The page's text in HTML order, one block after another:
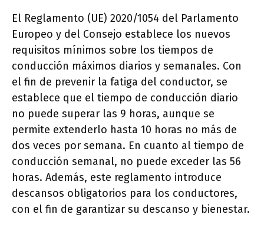
El Reglamento (UE) 2020/1054 del Parlamento
Europeo y del Consejo establece los nuevos
requisitos mínimos sobre los tiempos de
conducción máximos diarios y semanales. Con
el fin de prevenir la fatiga del conductor, se
establece que el tiempo de conducción diario
no puede superar las 9 horas, aunque se
permite extenderlo hasta 10 horas no más de
dos veces por semana. En cuanto al tiempo de
conducción semanal, no puede exceder las 56
horas. Además, este reglamento introduce
descansos obligatorios para los conductores,
con el fin de garantizar su descanso y bienestar.